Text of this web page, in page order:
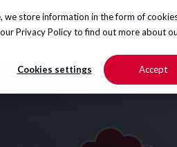
store information in the form of
Privacy Policyto find out more about
Cookies settings Accept
Info-Hub